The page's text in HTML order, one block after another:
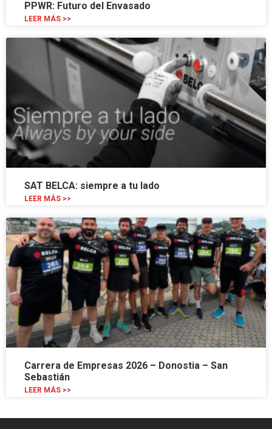
PPWR: Futuro del Envasado
LEER MÁS >>
SAT BELCA: siempre a tu lado
LEER MÁS >>
Carrera de Empresas 2026 – Donostia – San
Sebastián
LEER MÁS >>